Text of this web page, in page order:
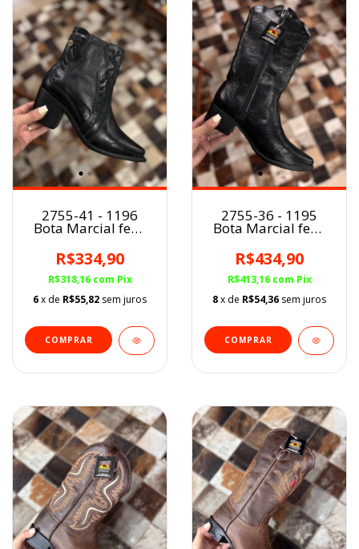
2755-41 - 1196
Bota Marcial fem.
R$334,90
R$318,16 com Pix
6x de R$55,82 sem juros
COMPRAR
2755-36 - 1195
Bota Marcial fem.
R$434,90
R$413,16 com Pix
8x de R$54,36 sem juros
COMPRAR